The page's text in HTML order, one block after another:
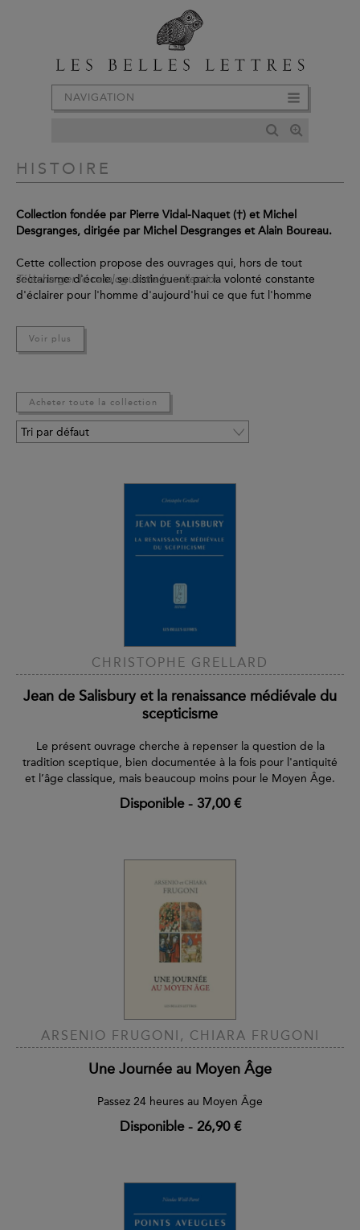
NAVIGATION
HISTOIRE
Collection fondée par Pierre Vidal-Naquet (†) et Michel
Desgranges, dirigée par Michel Desgranges et Alain Boureau.
Cette collection propose des ouvrages qui, hors de tout
sectarisme d'école, se distinguent par la volonté constante
d'éclairer pour l'homme d'aujourd'hui ce que fut l'homme
afin d'établir les faits sur lesquels doit se fonder notre désir
d'une connaissance nouvelle.
Télécharger le catalogue de la collection
Voir plus
Acheter toute la collection
CHRISTOPHE GRELLARD
Jean de Salisbury et la renaissance médiévale du
scepticisme
Le présent ouvrage cherche à repenser la question de la
tradition sceptique, bien documentée à la fois pour l'antiquité
et l’âge classique, mais beaucoup moins pour le Moyen Âge.
Disponible- 37,00 €
ARSENIO FRUGONI, CHIARA FRUGONI
Une Journée au Moyen Âge
Passez 24 heures au Moyen Âge
Disponible- 26,90 €